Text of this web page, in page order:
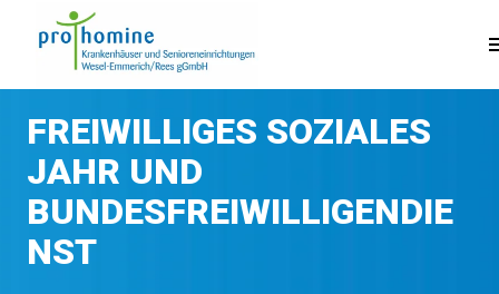
Inhalt
Startseite
FREIWILLIGES SOZIALES
JAHR UND
BUNDESFREIWILLIGENDIE
NST